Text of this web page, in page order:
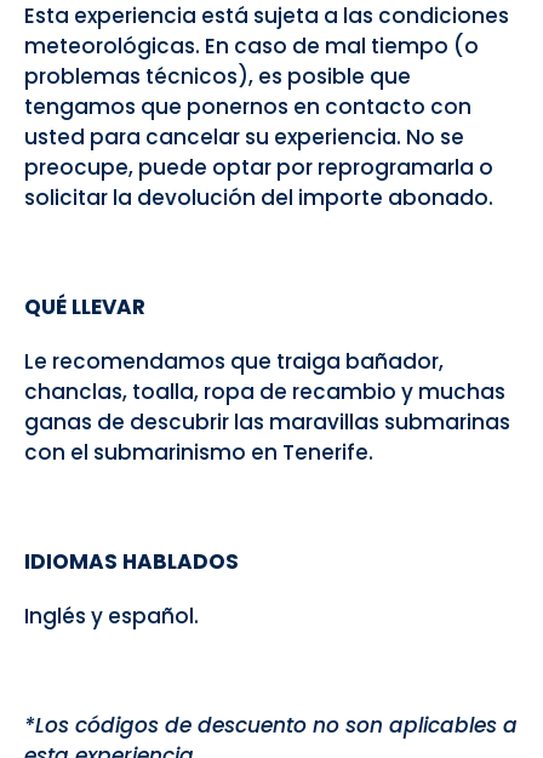
Esta experiencia está sujeta a las condiciones
meteorológicas. En caso de mal tiempo (o
problemas técnicos), es posible que
tengamos que ponernos en contacto con
usted para cancelar su experiencia. No se
preocupe, puede optar por reprogramarla o
solicitar la devolución del importe abonado.
QUÉ LLEVAR
Le recomendamos que traiga bañador,
chanclas, toalla, ropa de recambio y muchas
ganas de descubrir las maravillas submarinas
con el submarinismo en Tenerife.
IDIOMAS HABLADOS
Inglés y español.
*Los códigos de descuento no son aplicables a